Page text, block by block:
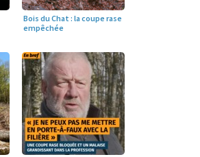
Bois du Chat : la coupe rase
empêchée